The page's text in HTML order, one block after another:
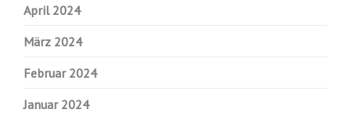
April 2024
März 2024
Februar 2024
Januar 2024